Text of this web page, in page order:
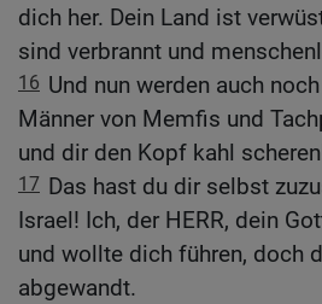
dich her. Dein Land ist
sind verbrannt und
16 Und nun werden auch
Männer von Memfis und
und dir den Kopf kahl
17 Das hast du dir selbst
Israel! Ich, der HERR, dein
und wollte dich führen, doch
abgewandt.